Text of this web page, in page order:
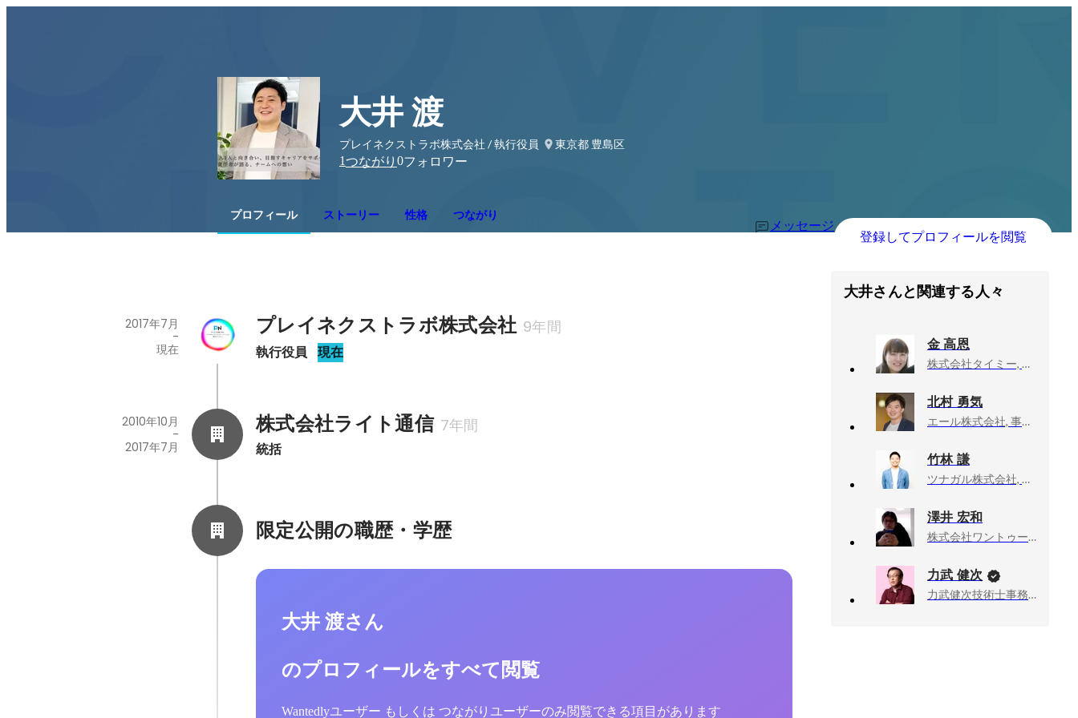
大井 渡
プレイネクストラボ株式会社 / 執行役員
東京都 豊島区
1つながり 0フォロワー
プロフィール ストーリー 性格 つながり
メッセージ
登録してプロフィールを閲覧
プレイネクストラボ株式会社 9年間
執行役員 現在
2017年7月
-
現在
株式会社ライト通信 7年間
統括
2010年10月
-
2017年7月
限定公開の職歴・学歴
大井 渡さん
のプロフィールをすべて閲覧
Wantedlyユーザー もしくは つながりユーザーのみ閲覧できる項目があります
大井さんと関連する人々
金 高恩
株式会社タイミー, 執行役員事業統括
北村 勇気
エール株式会社, 事業開発
竹林 謙
ツナガル株式会社, 福岡支社長／エグゼクティブプロデューサー
澤井 宏和
株式会社ワントゥーテン, プロジェクトマネージャー
力武 健次
力武健次技術士事務所, 所長